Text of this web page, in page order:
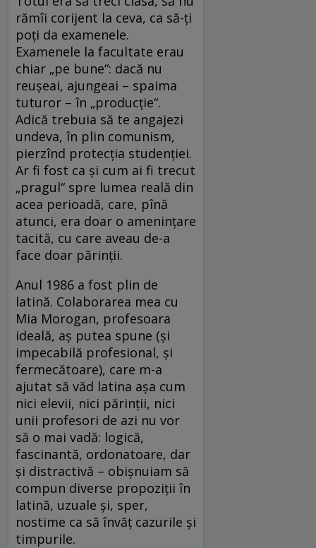
rămîi corijent la ceva, ca să-ți
poți da examenele.
Examenele la facultate erau
chiar „pe bune“: dacă nu
reușeai, ajungeai – spaima
tuturor – în „producție“.
Adică trebuia să te angajezi
undeva, în plin comunism,
pierzînd protecția studenției.
Ar fi fost ca și cum ai fi trecut
„pragul“ spre lumea reală din
acea perioadă, care, pînă
atunci, era doar o amenințare
tacită, cu care aveau de-a
face doar părinții.
Anul 1986 a fost plin de
latină. Colaborarea mea cu
Mia Morogan, profesoara
ideală, aș putea spune (și
impecabilă profesional, și
fermecătoare), care m-a
ajutat să văd latina așa cum
nici elevii, nici părinții, nici
unii profesori de azi nu vor
să o mai vadă: logică,
fascinantă, ordonatoare, dar
și distractivă – obișnuiam să
compun diverse propoziții în
latină, uzuale și, sper,
nostime ca să învăț cazurile și
timpurile.